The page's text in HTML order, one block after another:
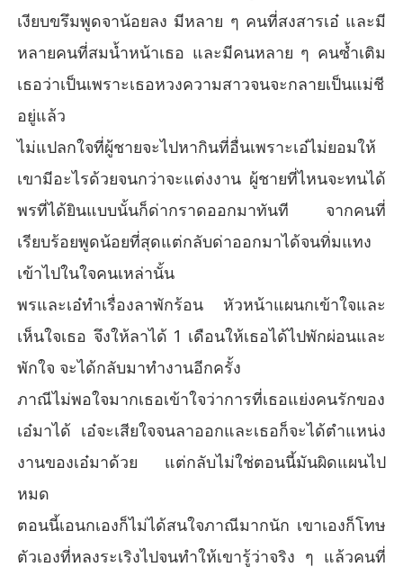
เงียบขรึมพูดจาน้อยลง มีหลาย ๆ คนที่สงสารเอ๋ และมี
หลายคนที่สมน้ำหน้าเธอ และมีคนหลาย ๆ คนซ้ำเติม
เธอว่าเป็นเพราะเธอหวงความสาวจนจะกลายเป็นแม่ชี
อยู่แล้ว
ไม่แปลกใจที่ผู้ชายจะไปหากินที่อื่นเพราะเอ๋ไม่ยอมให้
เขามีอะไรด้วยจนกว่าจะแต่งงาน ผู้ชายที่ไหนจะทนได้
พรที่ได้ยินแบบนั้นก็ด่ากราดออกมาทันที จากคนที่
เรียบร้อยพูดน้อยที่สุดแต่กลับด่าออกมาได้จนทิ่มแทง
เข้าไปในใจคนเหล่านั้น
พรและเอ๋ทำเรื่องลาพักร้อน หัวหน้าแผนกเข้าใจและ
เห็นใจเธอ จึงให้ลาได้ 1 เดือนให้เธอได้ไปพักผ่อนและ
พักใจ จะได้กลับมาทำงานอีกครั้ง
ภาณีไม่พอใจมากเธอเข้าใจว่าการที่เธอแย่งคนรักของ
เอ๋มาได้ เอ๋จะเสียใจจนลาออกและเธอก็จะได้ตำแหน่ง
งานของเอ๋มาด้วย แต่กลับไม่ใช่ตอนนี้มันผิดแผนไป
หมด
ตอนนี้เอนกเองก็ไม่ได้สนใจภาณีมากนัก เขาเองก็โทษ
ตัวเองที่หลงระเริงไปจนทำให้เขารู้ว่าจริง ๆ แล้วคนที่